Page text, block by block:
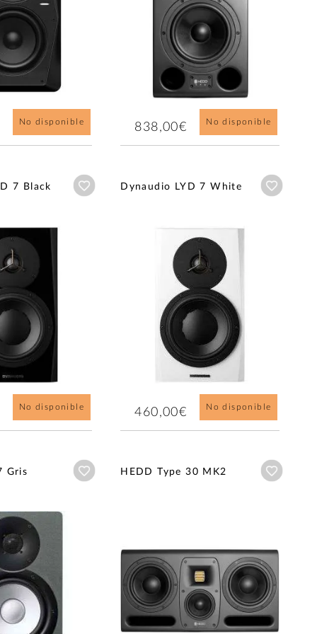
No disponible 838,00€ No disponible
7 Black Añadir a wishlist
No disponible
Dynaudio LYD 7 White
460,00€ No disponible
Gris Añadir a wishlist
HEDD Type 30 MK2